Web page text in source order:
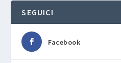
SEGUICI
Facebook